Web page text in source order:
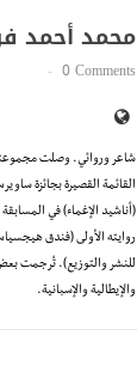
محمد أحمد
0 Comments
شاعر وروائي. وصلت
للنشر والتوزيع). تُرجمت بعض
والإيطالية والإسبانية.